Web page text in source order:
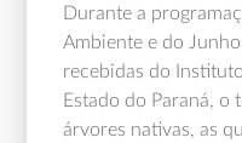
Durante a
Ambiente e do
recebidas do
Estado do Paraná, o
árvores nativas, as